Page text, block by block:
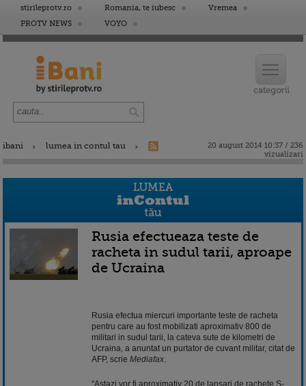
stirileprotv.ro Romania, te iubesc
Vremea
PROTV NEWS
VOYO
ibani lumea in contul tau
20 august 2014 10:37 / 236
vizualizari
Rusia efectueaza teste de
racheta in sudul tarii, aproape
de Ucraina
Rusia efectua miercuri importante teste de racheta
pentru care au fost mobilizati aproximativ 800 de
militari in sudul tarii, la cateva sute de kilometri de
Ucraina, a anuntat un purtator de cuvant militar, citat de
AFP, scrie Mediafax
"Astazi vor fi aproximativ 20 de lansari de rachete S-